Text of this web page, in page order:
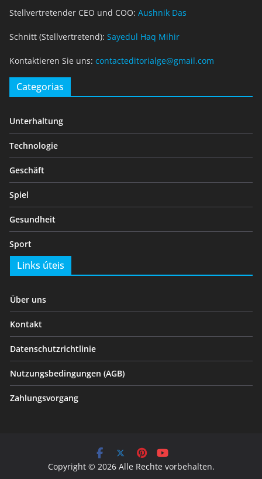
Stellvertretender CEO und COO: Aushnik Das
Schnitt (Stellvertretend): Sayedul Haq Mihir
Kontaktieren Sie uns: contacteditorialge@gmail.com
Categorias
Unterhaltung
Technologie
Geschäft
Spiel
Gesundheit
Sport
Links úteis
Über uns
Kontakt
Datenschutzrichtlinie
Nutzungsbedingungen (AGB)
Zahlungsvorgang
Copyright © 2026 Alle Rechte vorbehalten.